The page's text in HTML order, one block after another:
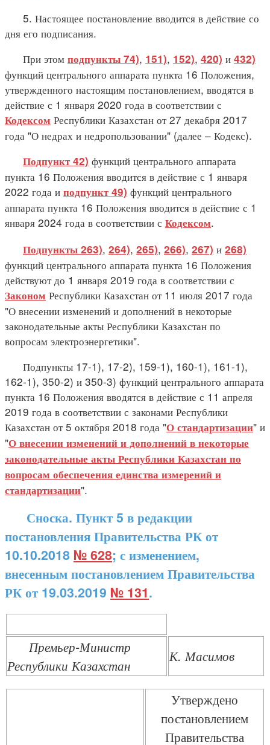
5. Настоящее постановление вводится в действие со
дня его подписания.
При этом подпункты 74), 151), 152), 420) и 432)
функций центрального аппарата пункта 16 Положения,
утвержденного настоящим постановлением, вводятся в
действие с 1 января 2020 года в соответствии с
Кодексом Республики Казахстан от 27 декабря 2017
года "О недрах и недропользовании" (далее – Кодекс).
Подпункт 42) функций центрального аппарата
пункта 16 Положения вводится в действие с 1 января
2022 года и подпункт 49) функций центрального
аппарата пункта 16 Положения вводится в действие с 1
января 2024 года в соответствии с Кодексом.
Подпункты 263), 264), 265), 266), 267) и 268)
функций центрального аппарата пункта 16 Положения
действуют до 1 января 2019 года в соответствии с
Законом Республики Казахстан от 11 июля 2017 года
"О внесении изменений и дополнений в некоторые
законодательные акты Республики Казахстан по
вопросам электроэнергетики".
Подпункты 17-1), 17-2), 159-1), 160-1), 161-1),
162-1), 350-2) и 350-3) функций центрального аппарата
пункта 16 Положения вводятся в действие с 11 апреля
2019 года в соответствии с законами Республики
Казахстан от 5 октября 2018 года "О стандартизации" и
"О внесении изменений и дополнений в некоторые
законодательные акты Республики Казахстан по
вопросам обеспечения единства измерений и
стандартизации".
Сноска. Пункт 5 в редакции
постановления Правительства РК от
10.10.2018 № 628; с изменением,
внесенным постановлением Правительства
РК от 19.03.2019 № 131.
Премьер-Министр
Республики Казахстан
К. Масимов
Утверждено
постановлением
Правительства